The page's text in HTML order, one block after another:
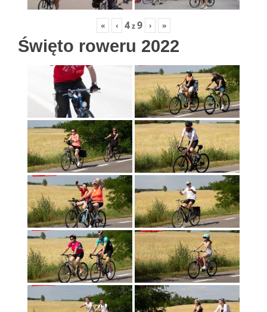
« ‹ 4z9 › »
Święto roweru 2022